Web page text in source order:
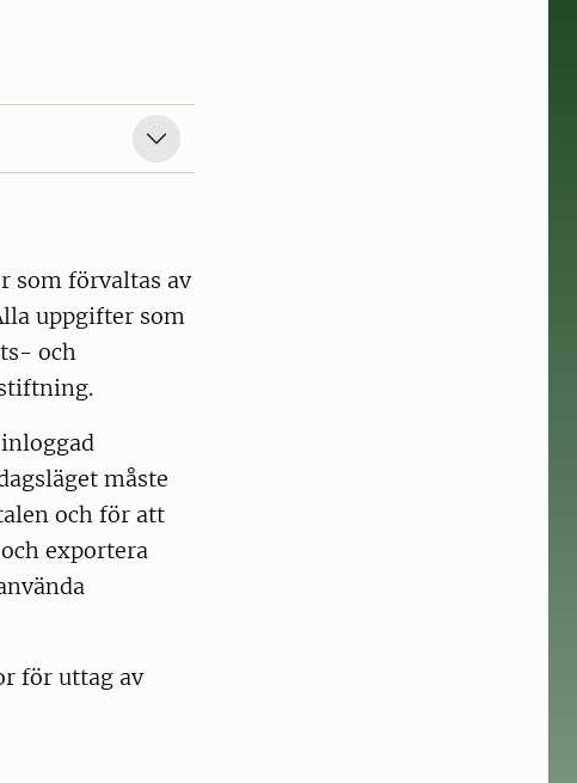
som förvaltas av
uppgifter som
och
måste
och för att
exportera
för uttag av